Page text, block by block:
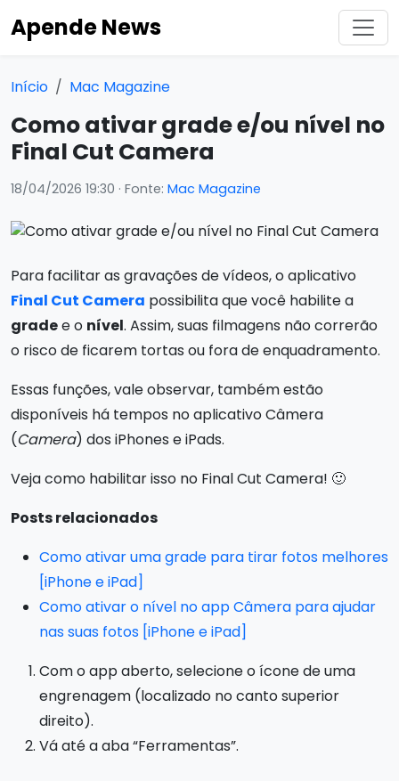
Apende News
Início Mac Magazine
Como ativar grade e/ou nível no
Final Cut Camera
18/04/2026 19:30 · Fonte: Mac Magazine
Para facilitar as gravações de vídeos, o aplicativo
Final Cut Camera possibilita que você habilite a
gradee o nível. Assim, suas filmagens não correrão
o risco de ficarem tortas ou fora de enquadramento.
Essas funções, vale observar, também estão
disponíveis há tempos no aplicativo Câmera
(Camera) dos iPhones e iPads.
Veja como habilitar isso no Final Cut Camera! 🙂
Posts relacionados
Como ativar uma grade para tirar fotos melhores
[iPhone e iPad]
Como ativar o nível no app Câmera para ajudar
nas suas fotos [iPhone e iPad]
Com o app aberto, selecione o ícone de uma
engrenagem (localizado no canto superior
direito).
Vá até a aba “Ferramentas”.